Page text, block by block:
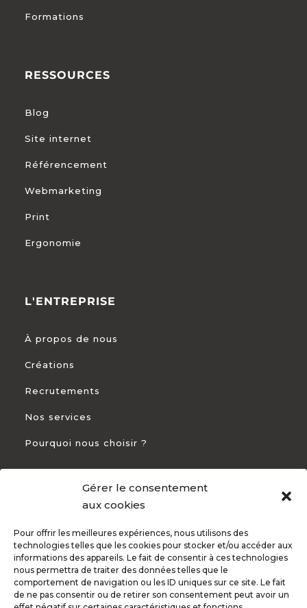
Gérer le consentement
aux cookies
Pour offrir les meilleures expériences, nous utilisons des
technologies telles que les cookies pour stocker et/ou accéder aux
informations des appareils. Le fait de consentir à ces technologies
nous permettra de traiter des données telles que le
comportement de navigation ou les ID uniques sur ce site. Le fait
de ne pas consentir ou de retirer son consentement peut avoir un
Formations
RESSOURCES
Blog
Site internet
Référencement
Webmarketing
Print
Ergonomie
L'ENTREPRISE
À propos de nous
Créations
Recrutements
Nos services
Pourquoi nous choisir ?
CONTACT
 +33 5 54 54 93 94
 82 Rte de Bayonne 31300 Toulouse